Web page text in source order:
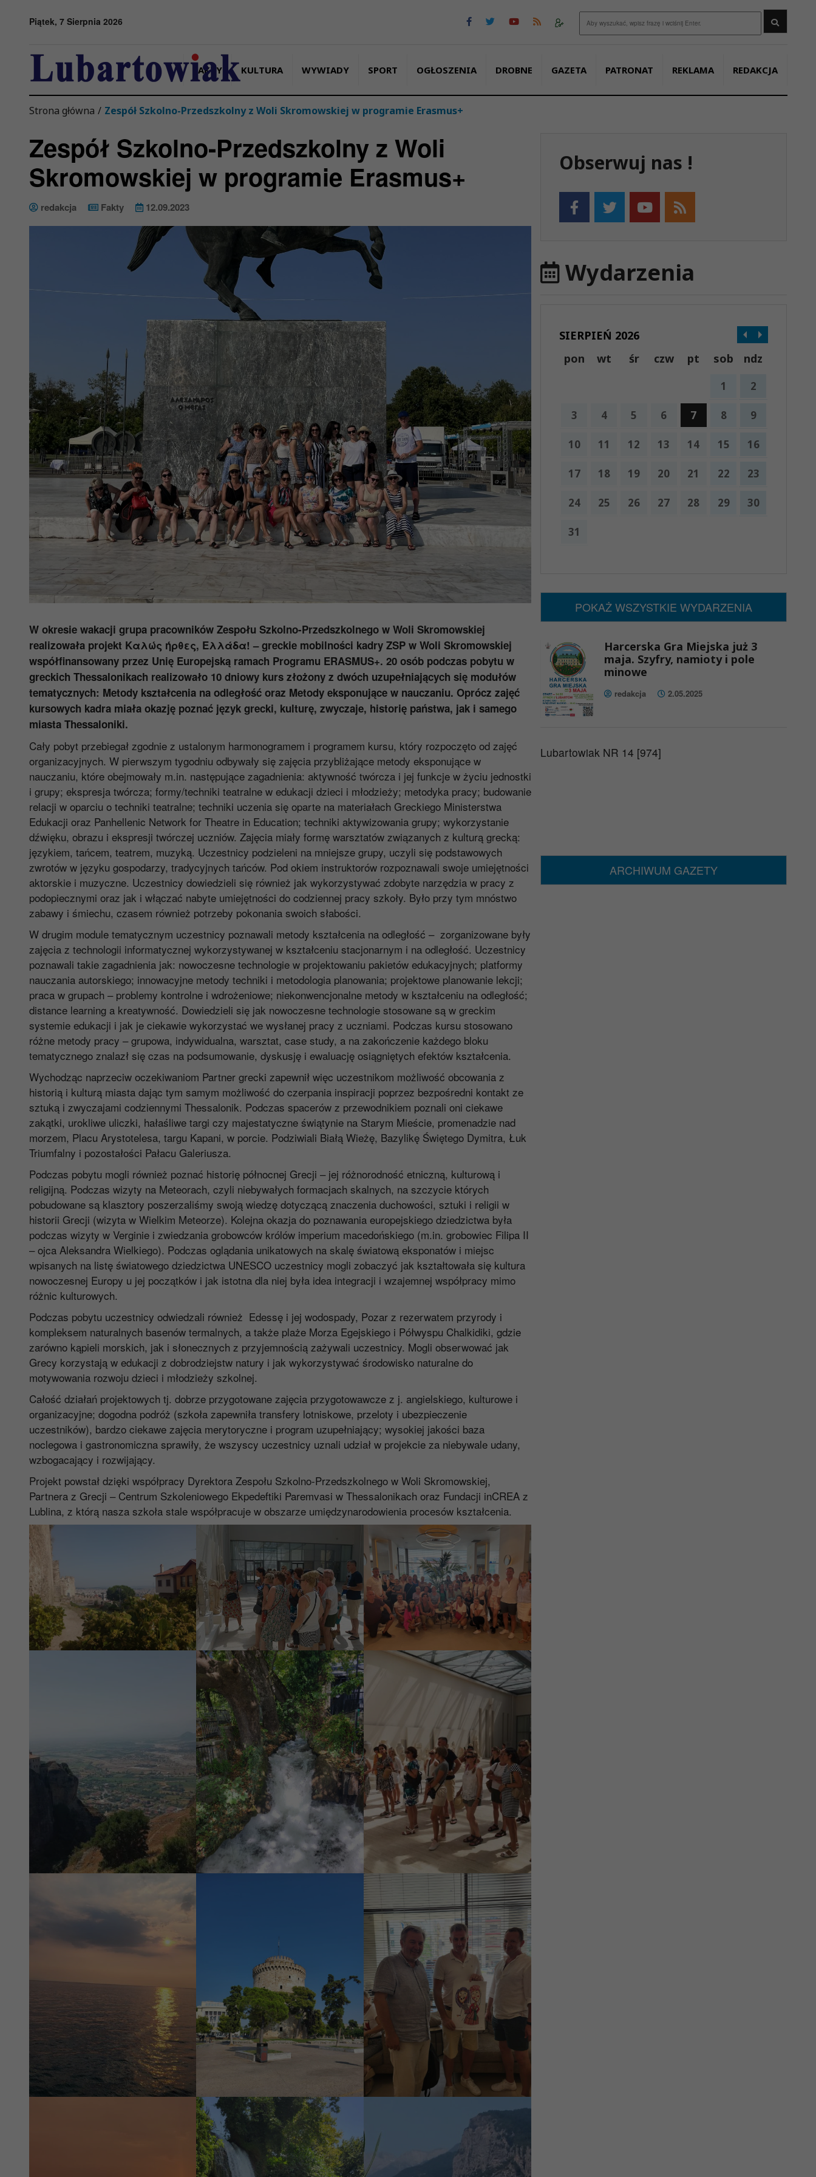
Piątek, 7 Sierpnia 2026
FAKTY KULTURA WYWIADY SPORT OGŁOSZENIA DROBNE GAZETA PATRONAT REKLAMA REDAKCJA
Strona główna / Zespół Szkolno-Przedszkolny z Woli Skromowskiej w programie Erasmus+
Zespół Szkolno-Przedszkolny z Woli
Skromowskiej w programie Erasmus+
redakcja Fakty 12.09.2023
W okresie wakacji grupa pracowników Zespołu Szkolno-Przedszkolnego w Woli Skromowskiej
realizowała projekt Καλώς ήρθες, Ελλάδα! – greckie mobilności kadry ZSP w Woli Skromowskiej
współfinansowany przez Unię Europejską ramach Programu ERASMUS+. 20 osób podczas pobytu w
greckich Thessalonikach realizowało 10 dniowy kurs złożony z dwóch uzupełniających się modułów
tematycznych: Metody kształcenia na odległość oraz Metody eksponujące w nauczaniu. Oprócz zajęć
kursowych kadra miała okazję poznać język grecki, kulturę, zwyczaje, historię państwa, jak i samego
miasta Thessaloniki.
Cały pobyt przebiegał zgodnie z ustalonym harmonogramem i programem kursu, który rozpoczęto od zajęć
organizacyjnych. W pierwszym tygodniu odbywały się zajęcia przybliżające metody eksponujące w
nauczaniu, które obejmowały m.in. następujące zagadnienia: aktywność twórcza i jej funkcje w życiu jednostki
i grupy; ekspresja twórcza; formy/techniki teatralne w edukacji dzieci i młodzieży; metodyka pracy; budowanie
relacji w oparciu o techniki teatralne; techniki uczenia się oparte na materiałach Greckiego Ministerstwa
Edukacji oraz Panhellenic Network for Theatre in Education; techniki aktywizowania grupy; wykorzystanie
dźwięku, obrazu i ekspresji twórczej uczniów. Zajęcia miały formę warsztatów związanych z kulturą grecką:
językiem, tańcem, teatrem, muzyką. Uczestnicy podzieleni na mniejsze grupy, uczyli się podstawowych
zwrotów w języku gospodarzy, tradycyjnych tańców. Pod okiem instruktorów rozpoznawali swoje umiejętności
aktorskie i muzyczne. Uczestnicy dowiedzieli się również jak wykorzystywać zdobyte narzędzia w pracy z
podopiecznymi oraz jak i włączać nabyte umiejętności do codziennej pracy szkoły. Było przy tym mnóstwo
zabawy i śmiechu, czasem również potrzeby pokonania swoich słabości.
W drugim module tematycznym uczestnicy poznawali metody kształcenia na odległość – zorganizowane były
zajęcia z technologii informatycznej wykorzystywanej w kształceniu stacjonarnym i na odległość. Uczestnicy
poznawali takie zagadnienia jak: nowoczesne technologie w projektowaniu pakietów edukacyjnych; platformy
nauczania autorskiego; innowacyjne metody techniki i metodologia planowania; projektowe planowanie lekcji;
praca w grupach – problemy kontrolne i wdrożeniowe; niekonwencjonalne metody w kształceniu na odległość;
distance learning a kreatywność. Dowiedzieli się jak nowoczesne technologie stosowane są w greckim
systemie edukacji i jak je ciekawie wykorzystać we wysłanej pracy z uczniami. Podczas kursu stosowano
różne metody pracy – grupowa, indywidualna, warsztat, case study, a na zakończenie każdego bloku
tematycznego znalazł się czas na podsumowanie, dyskusję i ewaluację osiągniętych efektów kształcenia.
Wychodząc naprzeciw oczekiwaniom Partner grecki zapewnił więc uczestnikom możliwość obcowania z
historią i kulturą miasta dając tym samym możliwość do czerpania inspiracji poprzez bezpośredni kontakt ze
sztuką i zwyczajami codziennymi Thessalonik. Podczas spacerów z przewodnikiem poznali oni ciekawe
zakątki, urokliwe uliczki, hałaśliwe targi czy majestatyczne świątynie na Starym Mieście, promenadzie nad
morzem, Placu Arystotelesa, targu Kapani, w porcie. Podziwiali Białą Wieżę, Bazylikę Świętego Dymitra, Łuk
Triumfalny i pozostałości Pałacu Galeriusza.
Podczas pobytu mogli również poznać historię północnej Grecji – jej różnorodność etniczną, kulturową i
religijną. Podczas wizyty na Meteorach, czyli niebywałych formacjach skalnych, na szczycie których
pobudowane są klasztory poszerzaliśmy swoją wiedzę dotyczącą znaczenia duchowości, sztuki i religii w
historii Grecji (wizyta w Wielkim Meteorze). Kolejna okazja do poznawania europejskiego dziedzictwa była
podczas wizyty w Verginie i zwiedzania grobowców królów imperium macedońskiego (m.in. grobowiec Filipa II
– ojca Aleksandra Wielkiego). Podczas oglądania unikatowych na skalę światową eksponatów i miejsc
wpisanych na listę światowego dziedzictwa UNESCO uczestnicy mogli zobaczyć jak kształtowała się kultura
nowoczesnej Europy u jej początków i jak istotna dla niej była idea integracji i wzajemnej współpracy mimo
różnic kulturowych.
Podczas pobytu uczestnicy odwiedzali również Edessę i jej wodospady, Pozar z rezerwatem przyrody i
kompleksem naturalnych basenów termalnych, a także plaże Morza Egejskiego i Półwyspu Chalkidiki, gdzie
zarówno kąpieli morskich, jak i słonecznych z przyjemnością zażywali uczestnicy. Mogli obserwować jak
Grecy korzystają w edukacji z dobrodziejstw natury i jak wykorzystywać środowisko naturalne do
motywowania rozwoju dzieci i młodzieży szkolnej.
Całość działań projektowych tj. dobrze przygotowane zajęcia przygotowawcze z j. angielskiego, kulturowe i
organizacyjne; dogodna podróż (szkoła zapewniła transfery lotniskowe, przeloty i ubezpieczenie
uczestników), bardzo ciekawe zajęcia merytoryczne i program uzupełniający; wysokiej jakości baza
noclegowa i gastronomiczna sprawiły, że wszyscy uczestnicy uznali udział w projekcie za niebywale udany,
wzbogacający i rozwijający.
Projekt powstał dzięki współpracy Dyrektora Zespołu Szkolno-Przedszkolnego w Woli Skromowskiej,
Partnera z Grecji – Centrum Szkoleniowego Ekpedeftiki Paremvasi w Thessalonikach oraz Fundacji inCREA z
Lublina, z którą nasza szkoła stale współpracuje w obszarze umiędzynarodowienia procesów kształcenia.
Obserwuj nas !
Wydarzenia
SIERPIEŃ 2026
pon
wt śr czw pt sob ndz
1 2
3 4 5 6 7 8 9
10 11 12 13 14 15 16
17 18 19 20 21 22 23
24 25 26 27 28 29 30
31
POKAŻ WSZYSTKIE WYDARZENIA
Harcerska Gra Miejska już 3
maja. Szyfry, namioty i pole
minowe
redakcja 2.05.2025
Lubartowiak NR 14 [974]
ARCHIWUM GAZETY